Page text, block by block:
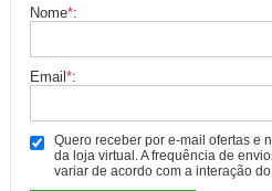
Nome*:
Email*:
Quero receber por e-mail ofertas e
da loja virtual. A frequência de
variar de acordo com a interação do